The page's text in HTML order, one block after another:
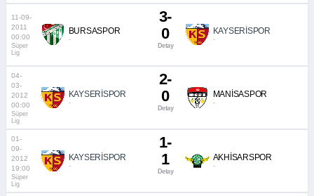
11-09-
2011
00:00
Süper
Lig
BURSASPOR
-
3-
0
Detay
KAYSERİSPOR
-
04-
03-
2012
00:00
Süper
Lig
KAYSERİSPOR
-
2-
0
Detay
MANİSASPOR
-
01-
09-
2012
19:00
Süper
Lig
KAYSERİSPOR
-
1-
1
Detay
AKHİSARSPOR
-